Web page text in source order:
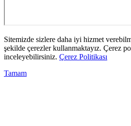
Sitemizde sizlere daha iyi hizmet
şekilde çerezler kullanmaktayız. Çerez
inceleyebilirsiniz. Çerez Politikası
Tamam